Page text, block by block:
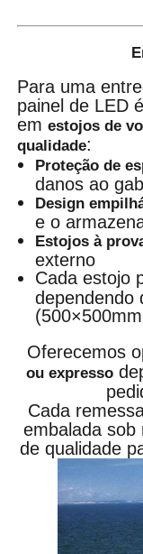
Para uma
painel de LED
emestojos de
qualidade:
Proteção de
danos ao
Design
e o
Estojos à
externo
Cada estojo
dependendo
Oferecemos
ou expresso
Cada
embalada sob
de qualidade